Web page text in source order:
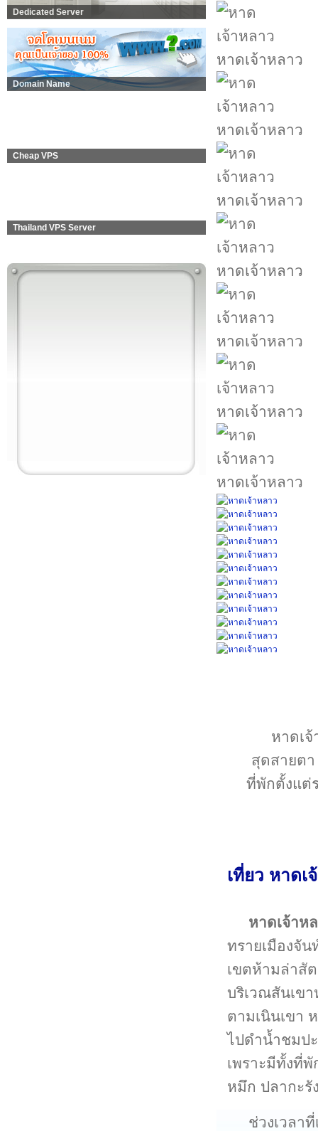
Dedicated Server
Domain Name
Cheap VPS
Thailand VPS Server
หาดเจ้าหลาว
หาดเจ้าหลาว
หาดเจ้าหลาว
หาดเจ้าหลาว
หาดเจ้าหลาว
หาดเจ้าหลาว
หาดเจ้าหลาว
หาดเ
สุดสายต
ที่พักตั้งแต่
เที่ยว หาด
หาดเจ้าห
ทรายเมืองจั
เขตห้ามล่าสั
บริเวณสันเข
ตามเนินเขา
ไปดำน้ำชมป
เพราะมีทั้งที่
หมึก ปลากะรั
ช่วงเวลา